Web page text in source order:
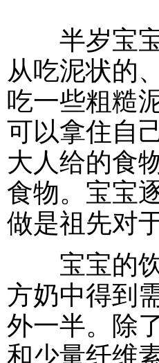
半岁宝宝
从吃泥状的
吃一些粗糙
可以拿住自
大人给的食
食物。宝宝
做是祖先对
宝宝的饮
方奶中得到
外一半。除
和少量纤维